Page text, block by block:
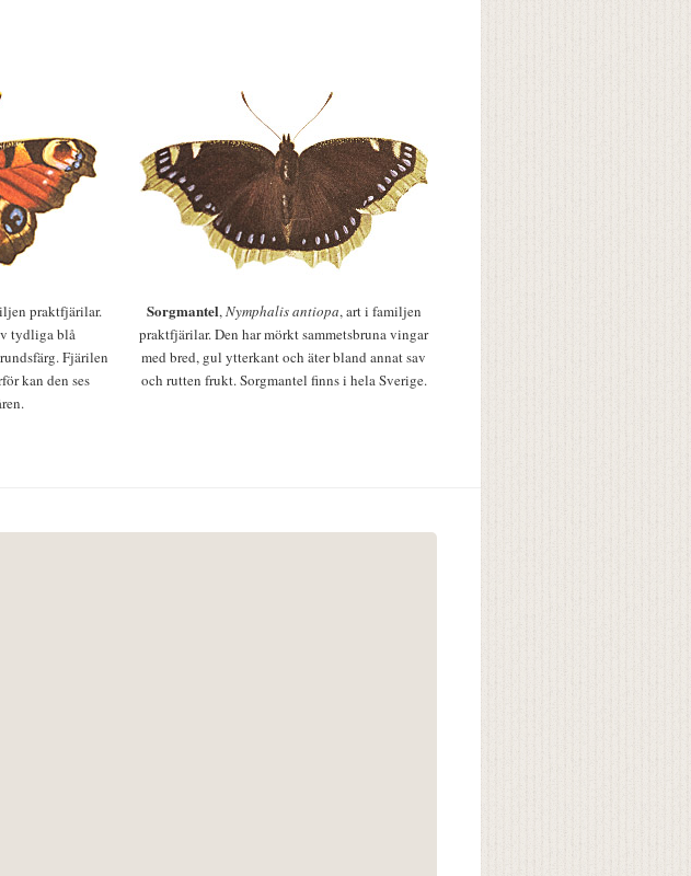
praktfjärilar.
tydliga blå
Fjärilen
kan den ses
Sorgmantel,Nymphalis antiopa, art i familjen
praktfjärilar. Den har mörkt sammetsbruna vingar
med bred, gul ytterkant och äter bland annat sav
och rutten frukt. Sorgmantel finns i hela Sverige.